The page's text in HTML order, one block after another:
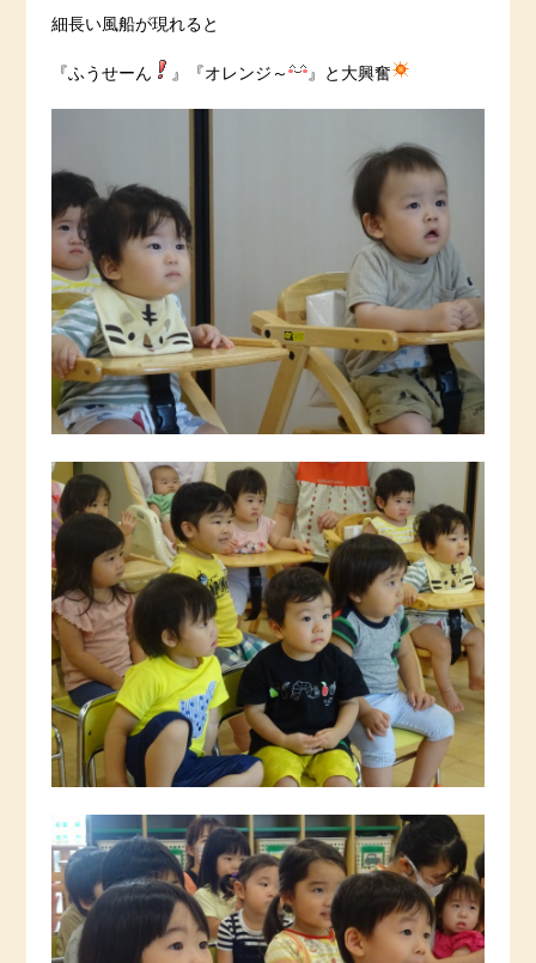
細長い風船が現れると
『ふうせーん 』『オレンジ～ 』と大興奮